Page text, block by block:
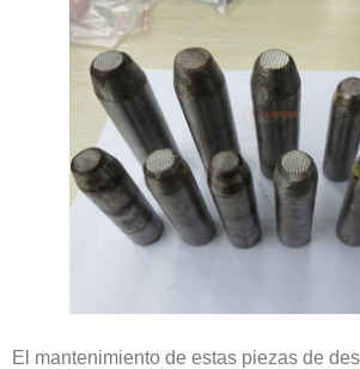
El mantenimiento de estas piezas de